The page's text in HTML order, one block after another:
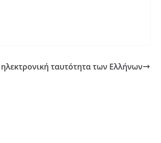
ταυτότητα των Ελλήνων